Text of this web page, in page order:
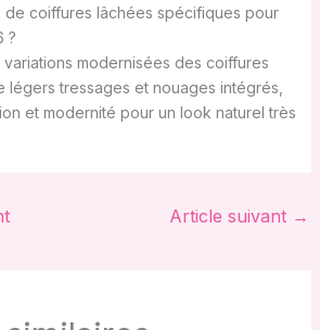
de coiffures lâchées spécifiques pour
?
variations modernisées des coiffures
légers tressages et nouages intégrés,
et modernité pour un look naturel très
Article suivant →